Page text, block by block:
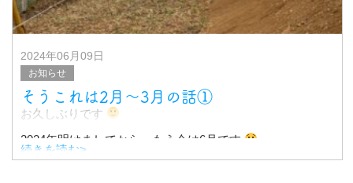
2024年06月09日
お知らせ
そうこれは2月〜3月の話①
お久しぶりです
2024年明けましてから、もう今は6月です
続きを読む>